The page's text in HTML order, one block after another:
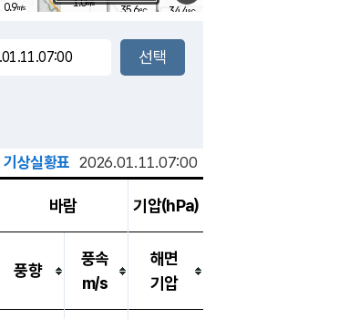
35.6℃
m/s
장호원
34.4℃
0.9m/s
기상실황표 2026.01.11.07:00
바람 기압(hPa)
풍향
풍속
m/s
해면
기압